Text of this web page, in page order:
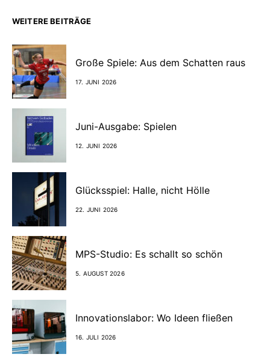
WEITERE BEITRÄGE
Große Spiele: Aus dem Schatten raus
17. JUNI 2026
Juni-Ausgabe: Spielen
12. JUNI 2026
Glücksspiel: Halle, nicht Hölle
22. JUNI 2026
MPS-Studio: Es schallt so schön
5. AUGUST 2026
Innovationslabor: Wo Ideen fließen
16. JULI 2026